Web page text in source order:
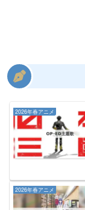
2026年春アニメ
2026年春アニメ